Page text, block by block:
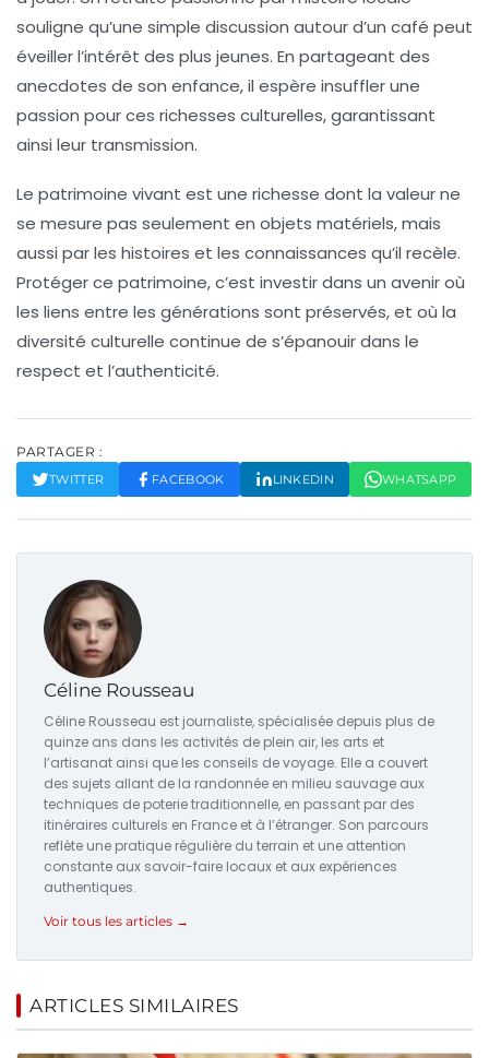
souligne qu’une simple discussion autour d’un café peut
éveiller l’intérêt des plus jeunes. En partageant des
anecdotes de son enfance, il espère insuffler une
passion pour ces richesses culturelles, garantissant
ainsi leur transmission.
Le patrimoine vivant est une richesse dont la valeur ne
se mesure pas seulement en objets matériels, mais
aussi par les histoires et les connaissances qu’il recèle.
Protéger ce patrimoine, c’est investir dans un avenir où
les liens entre les générations sont préservés, et où la
diversité culturelle continue de s’épanouir dans le
respect et l’authenticité.
PARTAGER :
TWITTER FACEBOOK LINKEDIN WHATSAPP
Céline Rousseau
Céline Rousseau est journaliste, spécialisée depuis plus de
quinze ans dans les activités de plein air, les arts et
l’artisanat ainsi que les conseils de voyage. Elle a couvert
des sujets allant de la randonnée en milieu sauvage aux
techniques de poterie traditionnelle, en passant par des
itinéraires culturels en France et à l’étranger. Son parcours
reflète une pratique régulière du terrain et une attention
constante aux savoir-faire locaux et aux expériences
authentiques.
Voir tous les articles →
ARTICLES SIMILAIRES